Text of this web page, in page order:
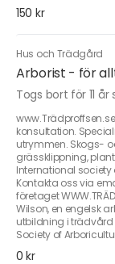
150 kr
Hus och Trädgård
Arborist - för
Togs bort för 11 år
konsultation.
utrymmen. Skogs-
grässklippning,
International society
Kontakta oss via
företaget
Wilson, en engelsk
utbildning i trädvård
Society of
0 kr